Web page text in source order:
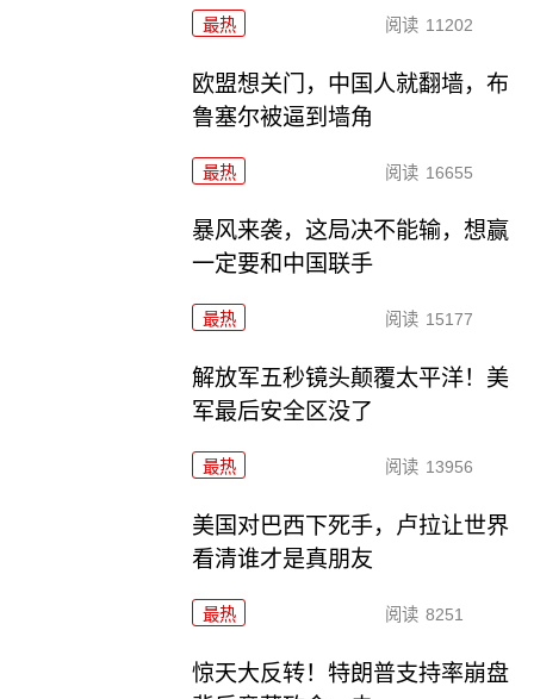
最热 阅读 11202
欧盟想关门，中国人就翻墙，布
鲁塞尔被逼到墙角
最热 阅读 16655
暴风来袭，这局决不能输，想赢
一定要和中国联手
最热 阅读 15177
解放军五秒镜头颠覆太平洋！美
军最后安全区没了
最热 阅读 13956
美国对巴西下死手，卢拉让世界
看清谁才是真朋友
最热 阅读 8251
惊天大反转！特朗普支持率崩盘